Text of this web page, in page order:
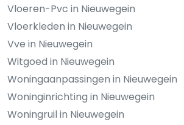
Vloeren-Pvc in Nieuwegein
Vloerkleden in Nieuwegein
Vve in Nieuwegein
Witgoed in Nieuwegein
Woningaanpassingen in Nieuwegein
Woninginrichting in Nieuwegein
Woningruil in Nieuwegein